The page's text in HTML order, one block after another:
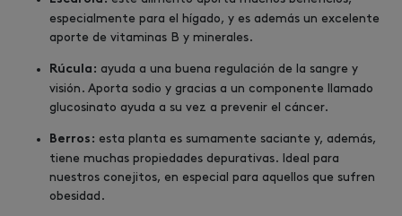
especialmente para el hígado, y es además un excelente
aporte de vitaminas B y minerales.
Rúcula: ayuda a una buena regulación de la sangre y
visión. Aporta sodio y gracias a un componente llamado
glucosinato ayuda a su vez a prevenir el cáncer.
Berros: esta planta es sumamente saciante y, además,
tiene muchas propiedades depurativas. Ideal para
nuestros conejitos, en especial para aquellos que sufren
obesidad.